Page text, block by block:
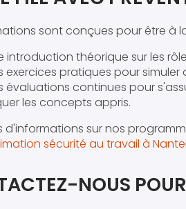
sont conçues pour être à
introduction théorique sur les
exercices pratiques pour
évaluations continues pour
les concepts appris.
d'informations sur nos
sécurité au travail à
NOUS